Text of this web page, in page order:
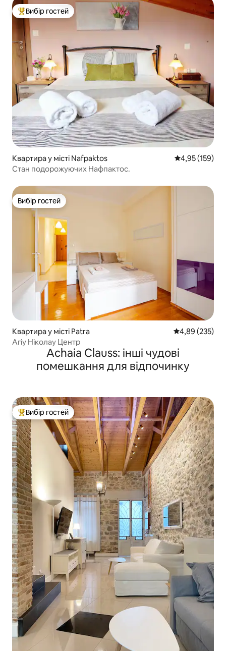
Топ вибір гостей
Вибір гостей
Квартира у місті Nafpaktos Середня
4,95 (159)
Стан подорожуючих Нафпактос.
Вибір гостей
Вибір гостей
Квартира у місті Patra Середня
4,89 (235)
Агіу Ніколау Центр
Achaia Clauss: інші чудові
помешкання для відпочинку
Топ вибір гостей
Вибір гостей